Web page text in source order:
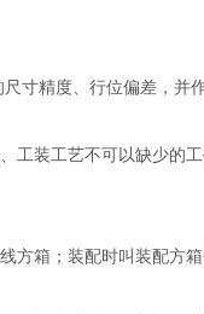
寸精度、行位偏差，并
工装工艺不可以缺少的
方箱；装配时叫装配方